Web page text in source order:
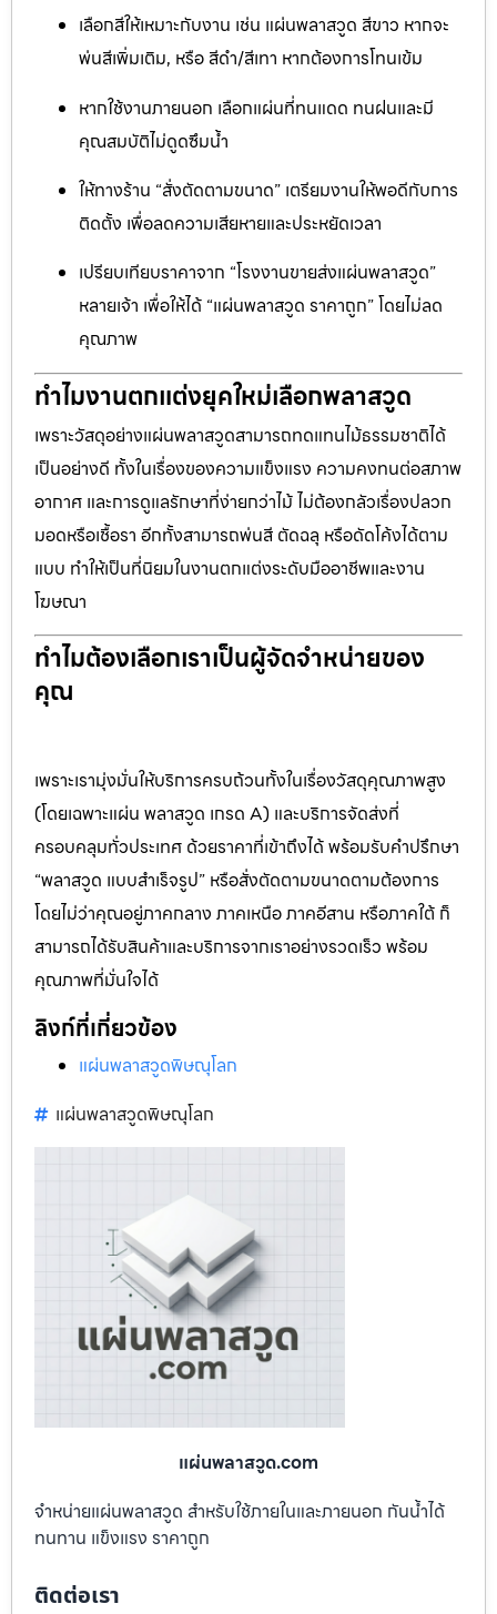
เลือกสีให้เหมาะกับงาน เช่น แผ่นพลาสวูด สีขาว หากจะ
พ่นสีเพิ่มเติม, หรือ สีดำ/สีเทา หากต้องการโทนเข้ม
หากใช้งานภายนอก เลือกแผ่นที่ทนแดด ทนฝนและมี
คุณสมบัติไม่ดูดซึมน้ำ
ให้ทางร้าน “สั่งตัดตามขนาด” เตรียมงานให้พอดีกับการ
ติดตั้ง เพื่อลดความเสียหายและประหยัดเวลา
เปรียบเทียบราคาจาก “โรงงานขายส่งแผ่นพลาสวูด”
หลายเจ้า เพื่อให้ได้ “แผ่นพลาสวูด ราคาถูก” โดยไม่ลด
คุณภาพ
ทำไมงานตกแต่งยุคใหม่เลือกพลาสวูด
เพราะวัสดุอย่างแผ่นพลาสวูดสามารถทดแทนไม้ธรรมชาติได้
เป็นอย่างดี ทั้งในเรื่องของความแข็งแรง ความคงทนต่อสภาพ
อากาศ และการดูแลรักษาที่ง่ายกว่าไม้ ไม่ต้องกลัวเรื่องปลวก
มอดหรือเชื้อรา อีกทั้งสามารถพ่นสี ตัดฉลุ หรือดัดโค้งได้ตาม
แบบ ทำให้เป็นที่นิยมในงานตกแต่งระดับมืออาชีพและงาน
โฆษณา
ทำไมต้องเลือกเราเป็นผู้จัดจำหน่ายของ
คุณ
เพราะเรามุ่งมั่นให้บริการครบถ้วนทั้งในเรื่องวัสดุคุณภาพสูง
(โดยเฉพาะแผ่น พลาสวูด เกรด A) และบริการจัดส่งที่
ครอบคลุมทั่วประเทศ ด้วยราคาที่เข้าถึงได้ พร้อมรับคำปรึกษา
“พลาสวูด แบบสำเร็จรูป” หรือสั่งตัดตามขนาดตามต้องการ
โดยไม่ว่าคุณอยู่ภาคกลาง ภาคเหนือ ภาคอีสาน หรือภาคใต้ ก็
สามารถได้รับสินค้าและบริการจากเราอย่างรวดเร็ว พร้อม
คุณภาพที่มั่นใจได้
ลิงก์ที่เกี่ยวข้อง
แผ่นพลาสวูดพิษณุโลก
แผ่นพลาสวูดพิษณุโลก
แผ่นพลาสวูด.com
จำหน่ายแผ่นพลาสวูด สำหรับใช้ภายในและภายนอก กันน้ำได้
ทนทาน แข็งแรง ราคาถูก
ติดต่อเรา